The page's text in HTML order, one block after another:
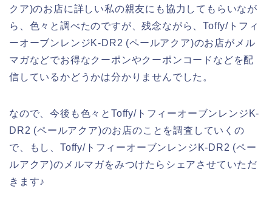
クア)のお店に詳しい私の親友にも協力してもらいなが
ら、色々と調べたのですが、残念ながら、Toffy/トフィ
ーオーブンレンジK-DR2 (ペールアクア)のお店がメル
マガなどでお得なクーポンやクーポンコードなどを配
信しているかどうかは分かりませんでした。
なので、今後も色々とToffy/トフィーオーブンレンジK-
DR2 (ペールアクア)のお店のことを調査していくの
で、もし、Toffy/トフィーオーブンレンジK-DR2 (ペー
ルアクア)のメルマガをみつけたらシェアさせていただ
きます♪